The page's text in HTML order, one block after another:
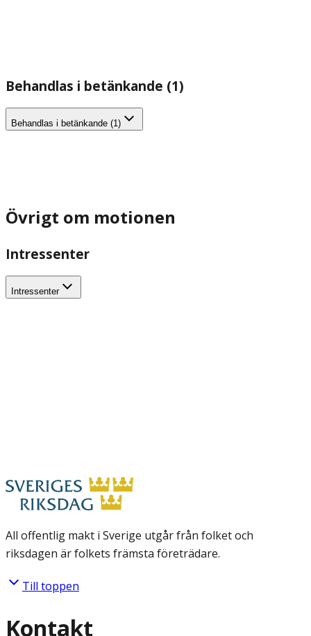
Behandlas i betänkande (1)
Behandlas i betänkande (1)
Övrigt om motionen
Intressenter
Intressenter
All offentlig makt i Sverige utgår från folket och
riksdagen är folkets främsta företrädare.
Till toppen
Kontakt